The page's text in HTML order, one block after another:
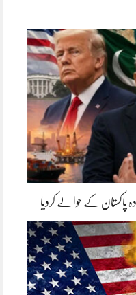
پاکستان کے حوالے کردیا